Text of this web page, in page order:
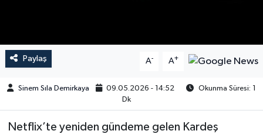
Paylaş A- A+
Sinem Sıla Demirkaya 09.05.2026 - 14:52
Okunma Süresi: 1
Dk
Netflix’te yeniden gündeme gelen Kardeş